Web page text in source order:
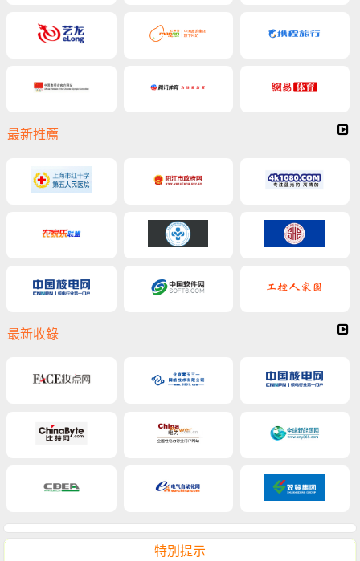
最新推薦
最新收錄
特別提示